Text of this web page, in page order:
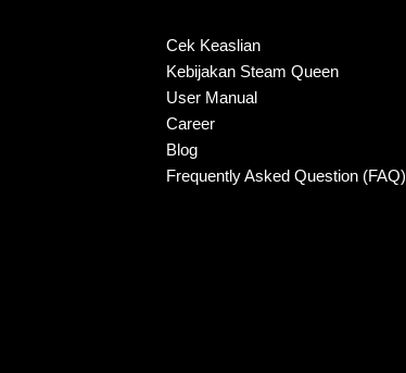
Cek Keaslian
Kebijakan Steam Queen
User Manual
Career
Blog
Frequently Asked Question (FAQ)